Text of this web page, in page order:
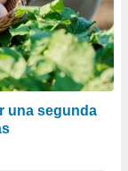
una segunda